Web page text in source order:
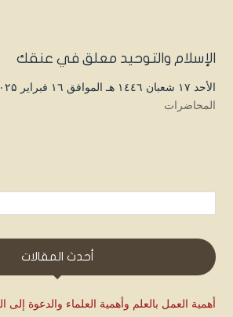
الإسلام والتوحيد معلق في عنقك
الأحد ۱۷ شعبان ۱٤٤٦ هـ الموافق ۱٦ فبراير ۲۰۲۵ مـ |
المحاضرات
أحدث المقالات
أهمية العمل بالعلم وأهمية العلماء والدعوة إلى